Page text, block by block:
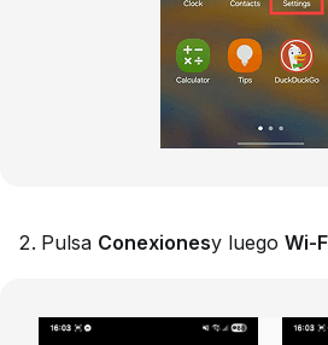
Pulsa Conexionesy luego Wi-